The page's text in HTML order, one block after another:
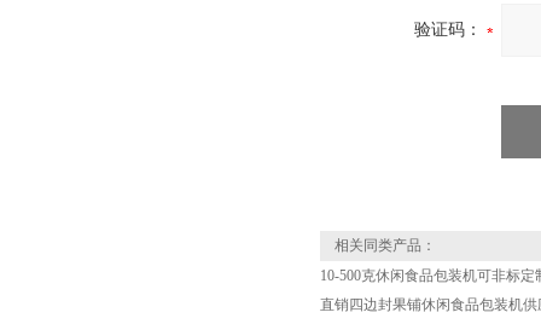
验证码：
相关同类产品：
10-500克休闲食品包装机可非标定
直销四边封果铺休闲食品包装机供